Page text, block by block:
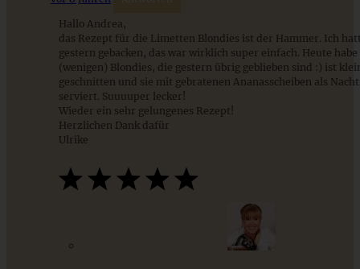
9 saisonale Rezepte im August – die besten Ideen mit Obst
& Gemüse der Saison
Hallo Andrea,
das Rezept für die Limetten Blondies ist der Hammer. Ich
gestern gebacken, das war wirklich super einfach. Heute
(wenigen) Blondies, die gestern übrig geblieben sind :) ist
geschnitten und sie mit gebratenen Ananasscheiben als
serviert. Suuuuper lecker!
Wieder ein sehr gelungenes Rezept!
Herzlichen Dank dafür
Ulrike